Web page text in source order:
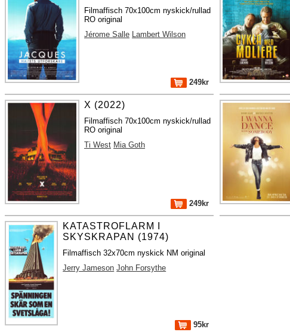
Filmaffisch 70x100cm nyskick/rullad
RO original
Jérome Salle Lambert Wilson
249kr
X (2022)
Filmaffisch 70x100cm nyskick/rullad
RO original
Ti West Mia Goth
249kr
KATASTROFLARM I
SKYSKRAPAN (1974)
Filmaffisch 32x70cm nyskick NM original
Jerry Jameson John Forsythe
95kr